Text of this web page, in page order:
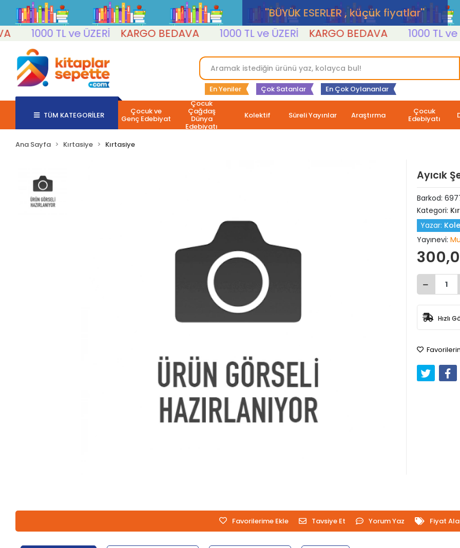
''BÜYÜK ESERLER , küçük fiyatlar''
1000 TL ve ÜZERİ
KARGO BEDAVA 1000 TL ve ÜZERİ KARGO BEDAVA 1000 TL ve
En Yeniler Çok Satanlar En Çok Oylananlar
TÜM KATEGORİLER Çocuk ve
Genç Edebiyat
Çocuk
Çağdaş
Dünya
Edebiyatı
Kolektif Süreli Yayınlar Araştırma Çocuk
Edebiyatı
Ana Sayfa Kırtasiye Kırtasiye
Ayıcık
Barkod:
Kategori:
Yazar:
Yayınevi:
Hızlı
Favorilerime Ekle Tavsiye Et Yorum Yaz Fiyat